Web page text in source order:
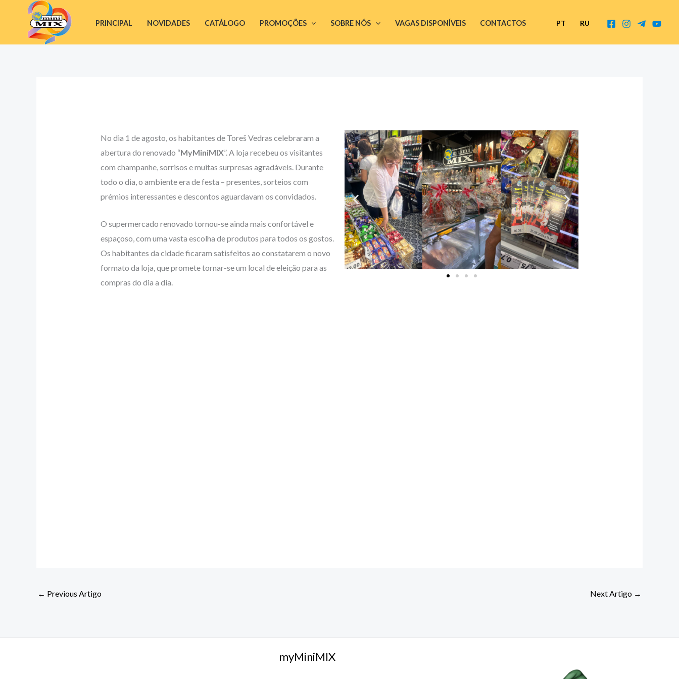
PRINCIPAL NOVIDADES CATÁLOGO PROMOÇÕES SOBRE NÓS VAGAS DISPONÍVEIS CONTACTOS PT RU
No dia 1 de agosto, os habitantes de Toreš Vedras celebraram a
abertura do renovado “MyMiniMIX”. A loja recebeu os visitantes
com champanhe, sorrisos e muitas surpresas agradáveis. Durante
todo o dia, o ambiente era de festa – presentes, sorteios com
prémios interessantes e descontos aguardavam os convidados.
O supermercado renovado tornou-se ainda mais confortável e
espaçoso, com uma vasta escolha de produtos para todos os gostos.
Os habitantes da cidade ficaram satisfeitos ao constatarem o novo
formato da loja, que promete tornar-se um local de eleição para as
compras do dia a dia.
← Previous Artigo Next Artigo →
myMiniMIX